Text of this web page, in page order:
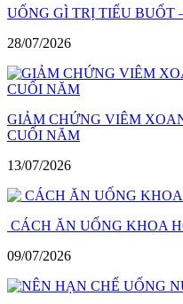
UỐNG GÌ TRỊ TIỂU BUỐT
28/07/2026
GIẢM CHỨNG VIÊM
CUỐI NĂM
13/07/2026
CÁCH ĂN UỐNG KHOA
09/07/2026